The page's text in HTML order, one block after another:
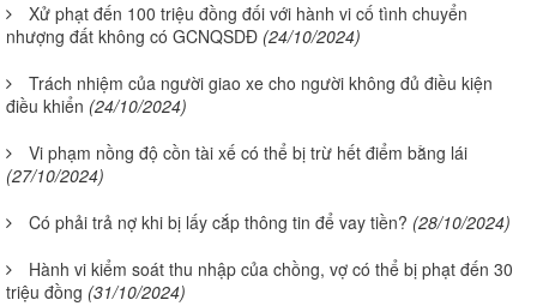
Xử phạt đến 100 triệu đồng đối với hành vi cố tình chuyển
nhượng đất không có GCNQSDĐ (24/10/2024)
Trách nhiệm của người giao xe cho người không đủ điều kiện
điều khiển (24/10/2024)
Vi phạm nồng độ cồn tài xế có thể bị trừ hết điểm bằng lái
(27/10/2024)
Có phải trả nợ khi bị lấy cắp thông tin để vay tiền? (28/10/2024)
Hành vi kiểm soát thu nhập của chồng, vợ có thể bị phạt đến 30
triệu đồng (31/10/2024)